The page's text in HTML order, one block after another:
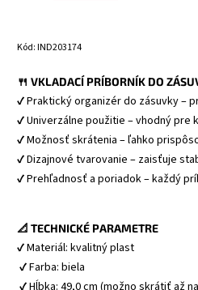
Kód:IND203174
🍴 VKLADACÍ PRÍBORNÍK DO
✔ Praktický organizér do zásuvky –
✔ Univerzálne použitie – vhodný pre
✔ Možnosť skrátenia – ľahko
✔ Dizajnové tvarovanie – zaisťuje
📐 TECHNICKÉ PARAMETRE
✔ Materiál: kvalitný plast
✔ Farba: biela
✔ Hĺbka: 49,0 cm (možno skrátiť až